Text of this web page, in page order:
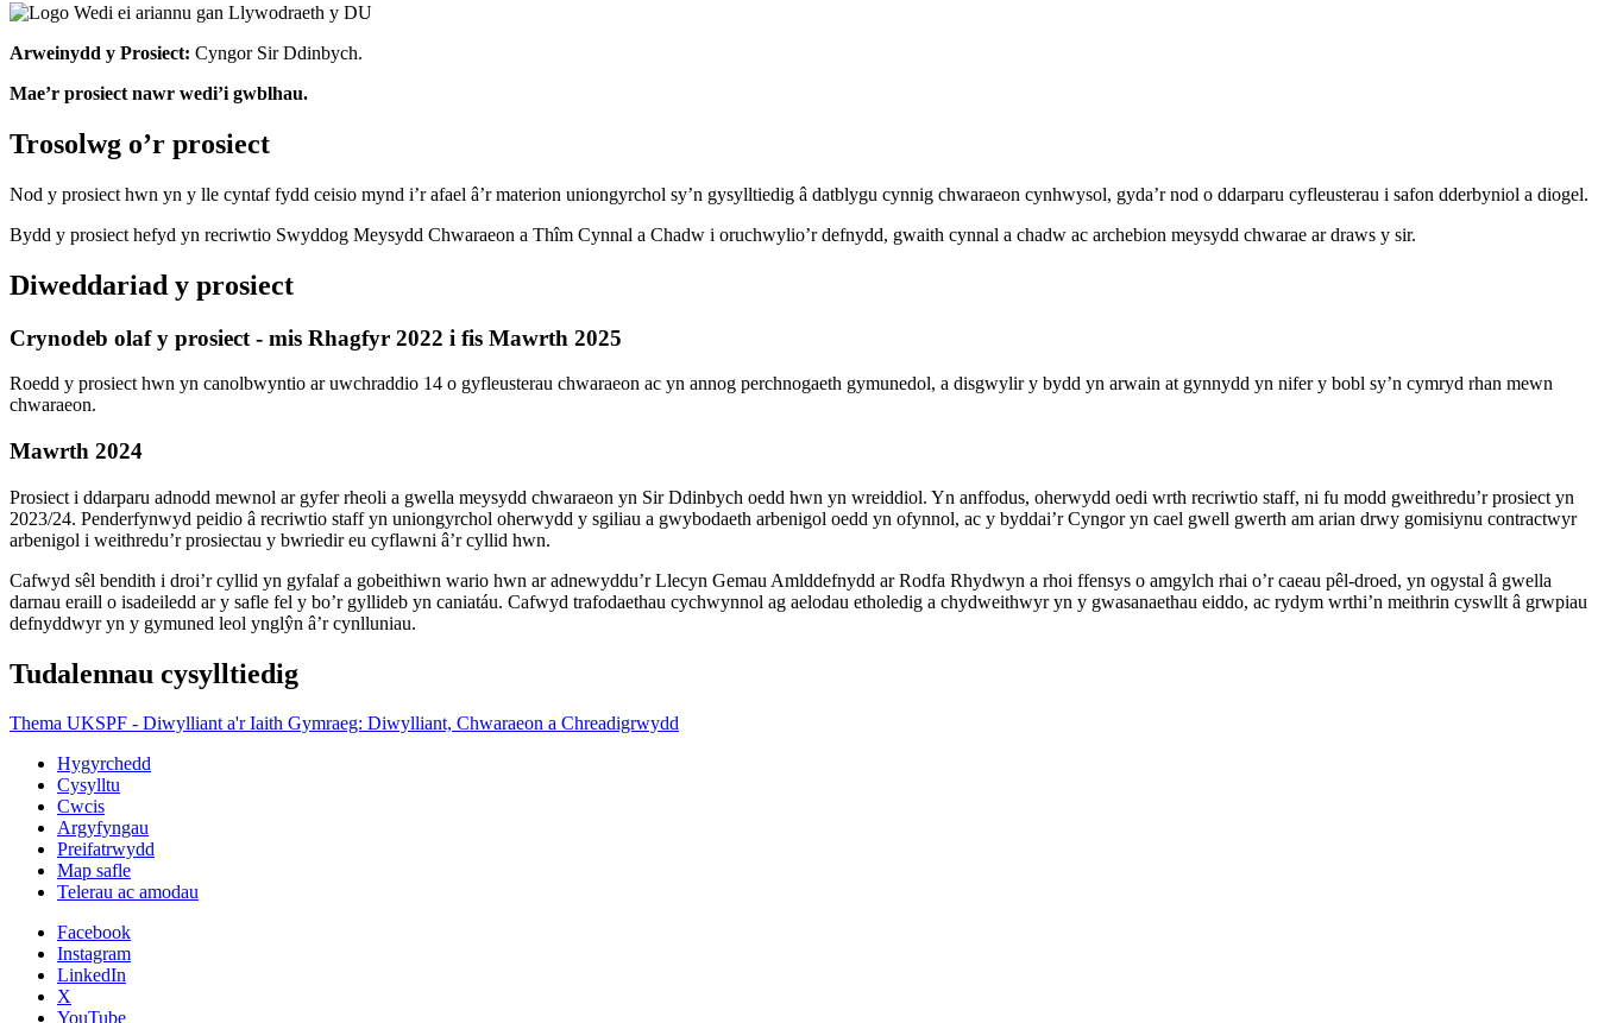
Arweinydd y Prosiect: Cyngor Sir Ddinbych.
Mae’r prosiect nawr wedi’i gwblhau.
Trosolwg o’r prosiect
Nod y prosiect hwn yn y lle cyntaf fydd ceisio mynd i’r afael â’r materion uniongyrchol sy’n gysylltiedig â datblygu cynnig chwaraeon cynhwysol, gyda’r nod o ddarparu cyfleusterau i safon dderbyniol a diogel.
Bydd y prosiect hefyd yn recriwtio Swyddog Meysydd Chwaraeon a Thîm Cynnal a Chadw i oruchwylio’r defnydd, gwaith cynnal a chadw ac archebion meysydd chwarae ar draws y sir.
Diweddariad y prosiect
Crynodeb olaf y prosiect - mis Rhagfyr 2022 i fis Mawrth 2025
Roedd y prosiect hwn yn canolbwyntio ar uwchraddio 14 o gyfleusterau chwaraeon ac yn annog perchnogaeth gymunedol, a disgwylir y bydd yn arwain at gynnydd yn nifer y bobl sy’n cymryd rhan mewn
chwaraeon.
Mawrth 2024
Prosiect i ddarparu adnodd mewnol ar gyfer rheoli a gwella meysydd chwaraeon yn Sir Ddinbych oedd hwn yn wreiddiol. Yn anffodus, oherwydd oedi wrth recriwtio staff, ni fu modd gweithredu’r prosiect yn
2023/24. Penderfynwyd peidio â recriwtio staff yn uniongyrchol oherwydd y sgiliau a gwybodaeth arbenigol oedd yn ofynnol, ac y byddai’r Cyngor yn cael gwell gwerth am arian drwy gomisiynu contractwyr
arbenigol i weithredu’r prosiectau y bwriedir eu cyflawni â’r cyllid hwn.
Cafwyd sêl bendith i droi’r cyllid yn gyfalaf a gobeithiwn wario hwn ar adnewyddu’r Llecyn Gemau Amlddefnydd ar Rodfa Rhydwyn a rhoi ffensys o amgylch rhai o’r caeau pêl-droed, yn ogystal â gwella
darnau eraill o isadeiledd ar y safle fel y bo’r gyllideb yn caniatáu. Cafwyd trafodaethau cychwynnol ag aelodau etholedig a chydweithwyr yn y gwasanaethau eiddo, ac rydym wrthi’n meithrin cyswllt â grwpiau
defnyddwyr yn y gymuned leol ynglŷn â’r cynlluniau.
Tudalennau cysylltiedig
Thema UKSPF - Diwylliant a'r Iaith Gymraeg: Diwylliant, Chwaraeon a Chreadigrwydd
Hygyrchedd
Cysylltu
Cwcis
Argyfyngau
Preifatrwydd
Map safle
Telerau ac amodau
Facebook
Instagram
LinkedIn
X
YouTube